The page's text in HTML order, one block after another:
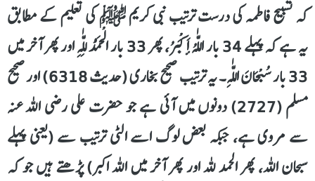
کہ تسبیح فاطمہ کی درست ترتیب نبی کریم ﷺ کی تعلیم کے مطابق
یہ ہے کہ پہلے 34 بار اللّٰهُ أَكْبَرُ، پھر 33 بار الْحَمْدُ لِلّٰهِ اور پھر آخر میں
33 بار سُبْحَانَ اللّٰهِ۔ یہ ترتیب صحیح بخاری (حدیث 6318) اور صحیح
مسلم (2727) دونوں میں آئی ہے جو حضرت علی رضی اللہ عنہ
سے مروی ہے، جبکہ بعض لوگ اسے الٹی ترتیب سے (یعنی پہلے
سبحان اللہ، پھر الحمد للہ اور پھر آخر میں اللہ اکبر) پڑھتے ہیں جو کہ